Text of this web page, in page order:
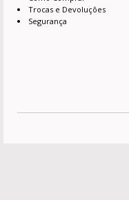
Trocas e Devoluções
Segurança